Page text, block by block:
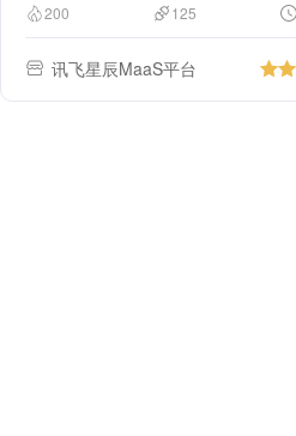
200 125
讯飞星辰MaaS平台